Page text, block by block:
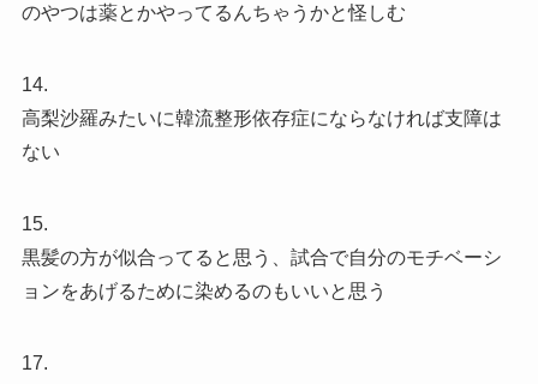
のやつは薬とかやってるんちゃうかと怪しむ
14.
高梨沙羅みたいに韓流整形依存症にならなければ支障は
ない
15.
黒髪の方が似合ってると思う、試合で自分のモチベーシ
ョンをあげるために染めるのもいいと思う
17.